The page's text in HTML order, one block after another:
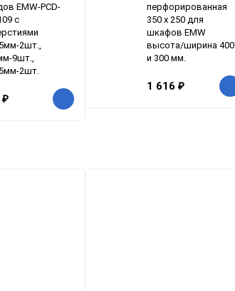
EMW-PCD-
с
2шт.,
9шт.,
2шт.
₽
перфорированная
350 x 250 для
шкафов EMW
высота/ширина 400
и 300 мм.
1 616 ₽